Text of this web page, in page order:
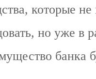
которые
но уже в
банка